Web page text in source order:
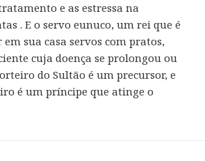
e as estressa na
. E o servo eunuco, um rei que é
em sua casa servos com pratos,
cuja doença se prolongou ou
do Sultão é um precursor, e
é um príncipe que atinge o